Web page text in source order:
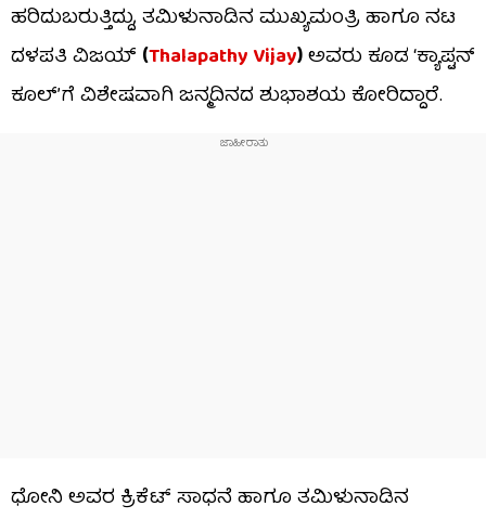
ಹರಿದುಬರುತ್ತಿದ್ದು, ತಮಿಳುನಾಡಿನ ಮುಖ್ಯಮಂತ್ರಿ ಹಾಗೂ ನಟ
ದಳಪತಿ ವಿಜಯ್ (Thalapathy Vijay)ಅವರು ಕೂಡ ‘ಕ್ಯಾಪ್ಟನ್
ಕೂಲ್’ಗೆ ವಿಶೇಷವಾಗಿ ಜನ್ಮದಿನದ ಶುಭಾಶಯ ಕೋರಿದ್ದಾರೆ.
ಧೋನಿ ಅವರ ಕ್ರಿಕೆಟ್ ಸಾಧನೆ ಹಾಗೂ ತಮಿಳುನಾಡಿನ